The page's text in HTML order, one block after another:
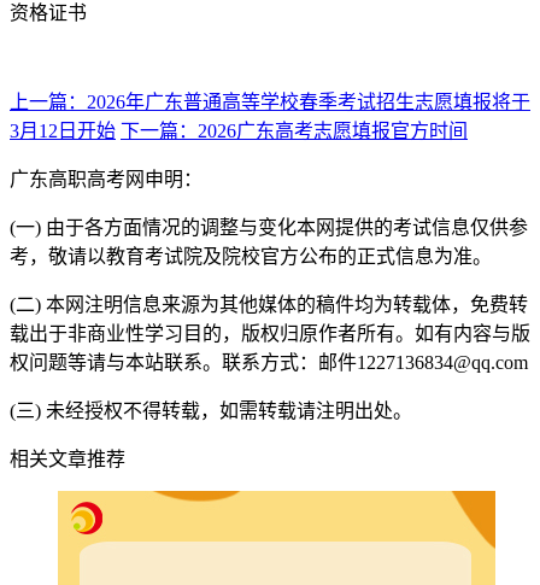
资格证书
上一篇：2026年广东普通高等学校春季考试招生志愿填报将于
3月12日开始 下一篇：2026广东高考志愿填报官方时间
广东高职高考网申明：
(一) 由于各方面情况的调整与变化本网提供的考试信息仅供参
考，敬请以教育考试院及院校官方公布的正式信息为准。
(二) 本网注明信息来源为其他媒体的稿件均为转载体，免费转
载出于非商业性学习目的，版权归原作者所有。如有内容与版
权问题等请与本站联系。联系方式：邮件1227136834@qq.com
(三) 未经授权不得转载，如需转载请注明出处。
相关文章推荐